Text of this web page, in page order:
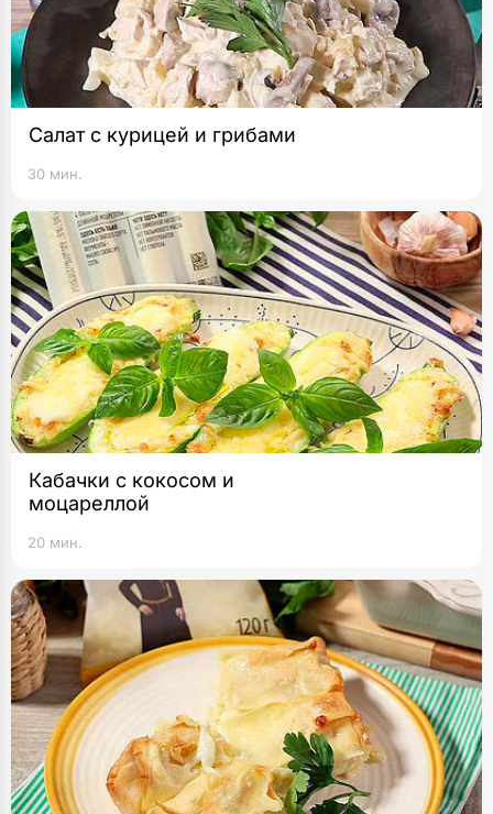
Салат с курицей и грибами
30 мин.
Кабачки с кокосом и
моцареллой
20 мин.